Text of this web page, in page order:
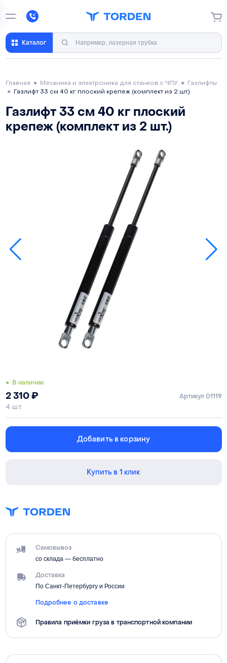
Каталог
Главная ● Механика и электроника для станков с ЧПУ●
Газлифты
●
Газлифт 33 см 40 кг плоский крепеж (комплект из 2 шт.)
Газлифт 33 см 40 кг плоский
крепеж (комплект из 2 шт.)
● В наличии
2 310₽
4 шт.
Артикул 01119
Добавить в корзину
Купить в 1 клик
Самовывоз
со склада — бесплатно
Доставка
По Санкт-Петербургу и России
Подробнее о доставке
Правила приёмки груза в транспортной компании